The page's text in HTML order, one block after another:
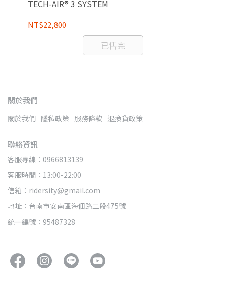
TECH-AIR® 3 SYSTEM
NT$22,800
已售完
關於我們
關於我們 隱私政策 服務條款 退換貨政策
聯絡資訊
客服專線：0966813139
客服時間：13:00-22:00
信箱：ridersity@gmail.com
地址：台南市安南區海佃路二段475號
統一編號：95487328